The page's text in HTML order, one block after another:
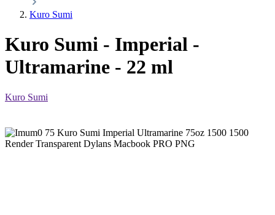
Kuro Sumi
Kuro Sumi - Imperial -
Ultramarine - 22 ml
Kuro Sumi